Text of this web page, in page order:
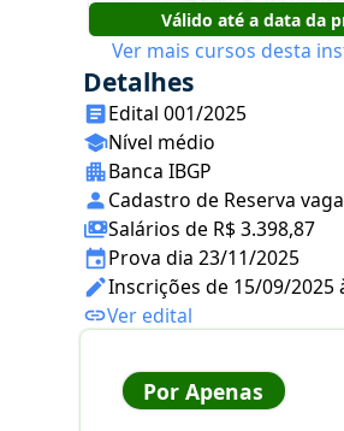
Válido até a data da
Ver mais cursos desta
Detalhes
Edital 001/2025
Nível médio
Banca IBGP
Cadastro de Reserva
Salários de R$ 3.398,87
Prova dia 23/11/2025
Inscrições de 15/09/2025
Ver edital
Por Apenas